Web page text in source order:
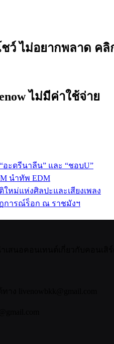
ชว์ ไม่อยากพลาด คลิ
ไม่มีค่าใช้จ่าย
ะดรีนาลีน” และ “ชอบU”
นำทัพ EDM
ใหม่แห่งศิลปะและเสียงเพลง
ฏการณ์ร็อก ณ ราชมังฯ